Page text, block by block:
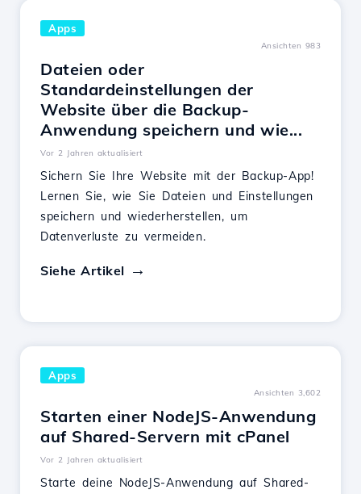
Apps
Ansichten 983
Dateien oder
Standardeinstellungen der
Website über die Backup-
Anwendung speichern und wie...
Vor 2 Jahren aktualisiert
Sichern Sie Ihre Website mit der Backup-App!
Lernen Sie, wie Sie Dateien und Einstellungen
speichern und wiederherstellen, um
Datenverluste zu vermeiden.
Siehe Artikel
Apps
Ansichten 3,602
Starten einer NodeJS-Anwendung
auf Shared-Servern mit cPanel
Vor 2 Jahren aktualisiert
Starte deine NodeJS-Anwendung auf Shared-